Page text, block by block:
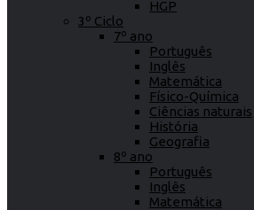
HGP
3º Ciclo
7º ano
Português
Inglês
Matemática
Físico-Química
Ciências naturais
História
Geografia
8º ano
Português
Inglês
Matemática